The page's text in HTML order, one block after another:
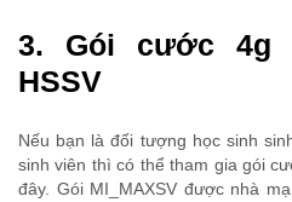
3. Gói cước 4g
HSSV
Nếu bạn là đối tượng học sinh
sinh viên thì có thể tham gia gói
đây. Gói MI_MAXSV được nhà